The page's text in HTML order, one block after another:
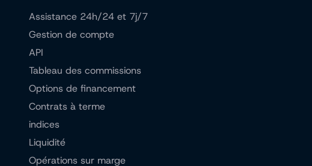
Assistance 24h/24 et 7j/7
Gestion de compte
API
Tableau des commissions
Options de financement
Contrats à terme
indices
Liquidité
Opérations sur marge